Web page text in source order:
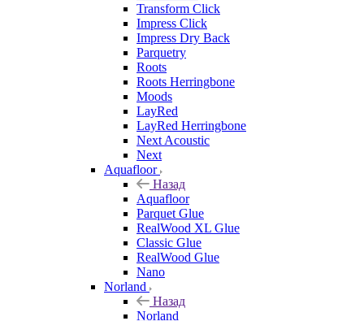
Transform Click
Impress Click
Impress Dry Back
Parquetry
Roots
Roots Herringbone
Moods
LayRed
LayRed Herringbone
Next Acoustic
Next
Aquafloor
Назад
Aquafloor
Parquet Glue
RealWood XL Glue
Classic Glue
RealWood Glue
Nano
Norland
Назад
Norland